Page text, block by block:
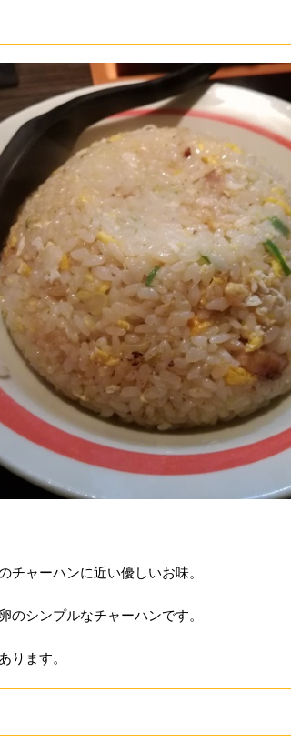
チャーハンに近い優しいお味。
のシンプルなチャーハンです。
ります。